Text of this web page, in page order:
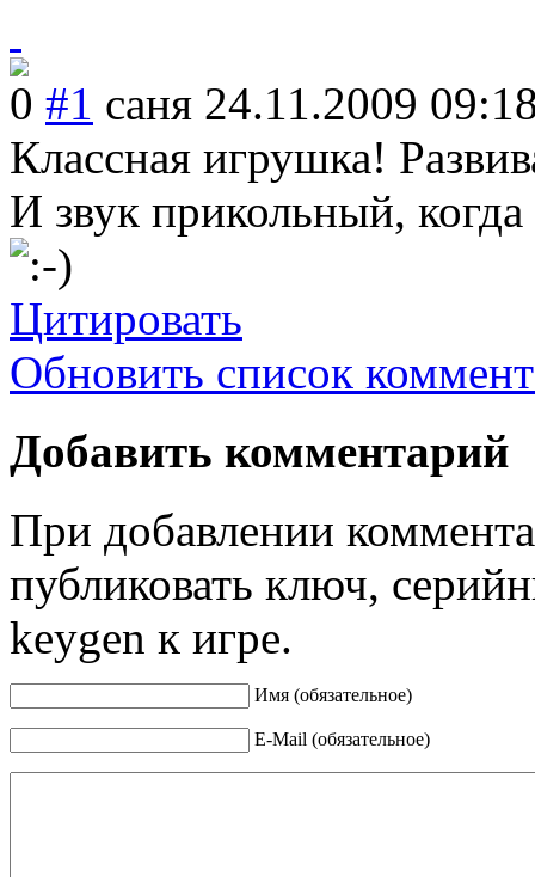
0 #1 саня 24.11.2009
Классная игрушка!
И звук прикольный,
Цитировать
Обновить список
Добавить комментарий
При добавлении
публиковать ключ,
keygen к игре.
Имя (обязательное)
E-Mail (обязательное)